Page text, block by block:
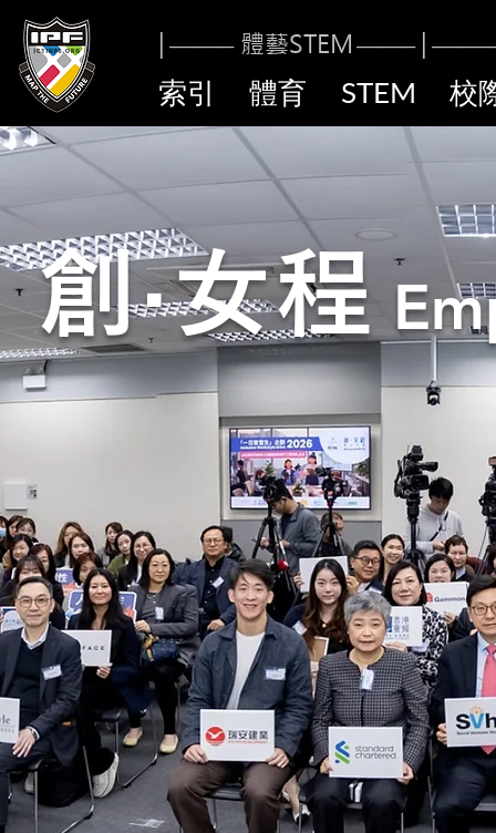
------------體藝STEM----------- ------------
索引 體育 STEM 校
創·女程